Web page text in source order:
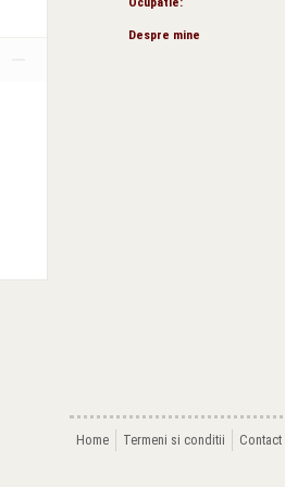
Despre mine
Home Termeni si conditii Contact